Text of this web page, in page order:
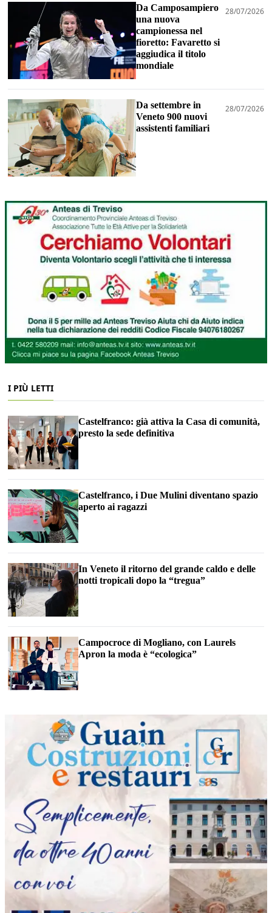
Da Camposampiero
una nuova
campionessa nel
fioretto: Favaretto si
aggiudica il titolo
mondiale
28/07/2026
Da settembre in
Veneto 900 nuovi
assistenti familiari
28/07/2026
I PIÙ LETTI
Castelfranco: già attiva la Casa di comunità,
presto la sede definitiva
Castelfranco, i Due Mulini diventano spazio
aperto ai ragazzi
In Veneto il ritorno del grande caldo e delle
notti tropicali dopo la “tregua”
Campocroce di Mogliano, con Laurels
Apron la moda è “ecologica”